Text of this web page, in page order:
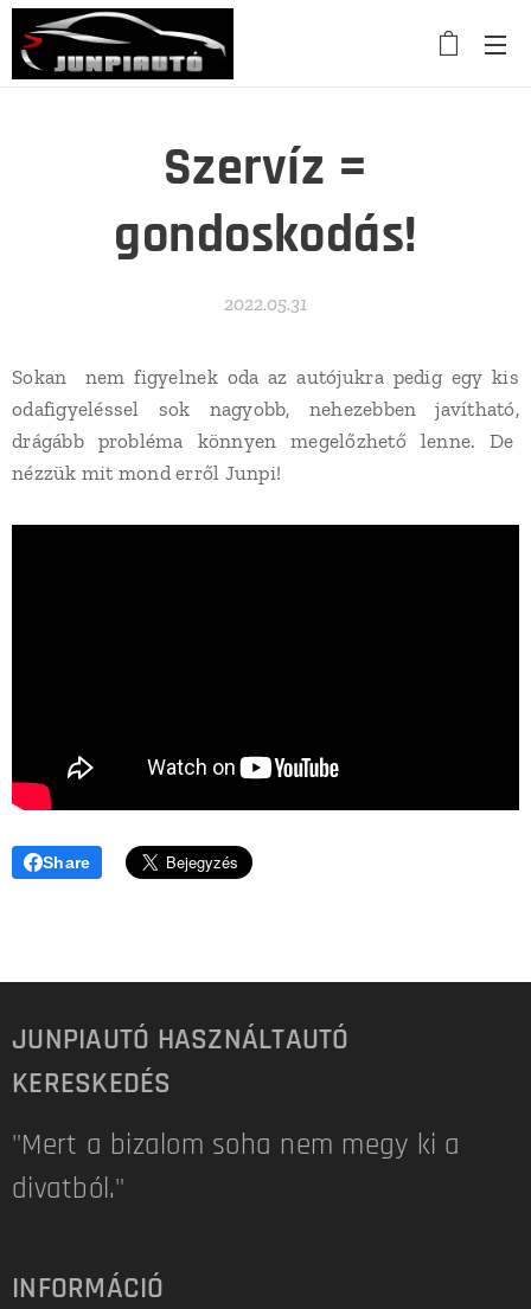
Szervíz =
gondoskodás!
2022.05.31
Sokan nem figyelnek oda az autójukra pedig egy kis
odafigyeléssel sok nagyobb, nehezebben javítható,
drágább probléma könnyen megelőzhető lenne. De
nézzük mit mond erről Junpi!
Share
JUNPIAUTÓ HASZNÁLTAUTÓ
KERESKEDÉS
"Mert a bizalom soha nem megy ki a
divatból."
INFORMÁCIÓ